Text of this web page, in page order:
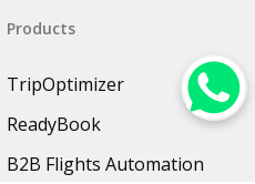
Products
TripOptimizer
ReadyBook
B2B Flights Automation